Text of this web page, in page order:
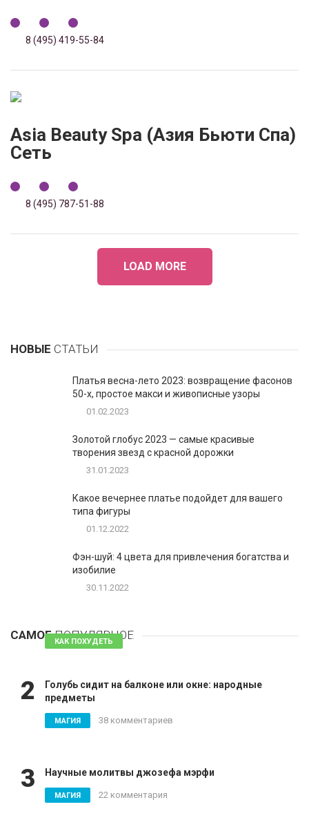
8 (495) 419-55-84
Asia Beauty Spa (Азия Бьюти Cпа)
Сеть
8 (495) 787-51-88
LOAD MORE
НОВЫЕ СТАТЬИ
Платья весна-лето 2023: возвращение фасонов
50-х, простое макси и живописные узоры
01.02.2023
Золотой глобус 2023 — самые красивые
творения звезд с красной дорожки
31.01.2023
Какое вечернее платье подойдет для вашего
типа фигуры
01.12.2022
Фэн-шуй: 4 цвета для привлечения богатства и
изобилие
30.11.2022
САМОЕПОПУЛЯРНОЕ
КАК ПОХУДЕТЬ 81 комментарий
2
Голубь сидит на балконе или окне: народные
предметы
МАГИЯ 38 комментариев
3 Научные молитвы джозефа мэрфи
МАГИЯ 22 комментария